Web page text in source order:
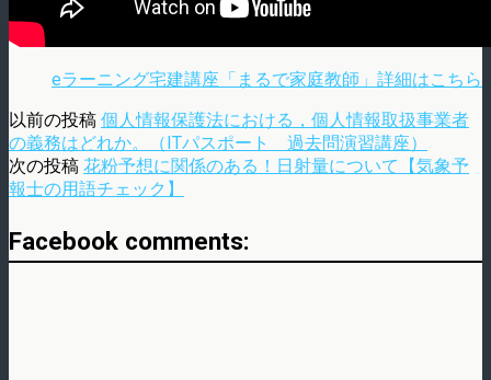
eラーニング宅建講座「まるで家庭教師」詳細はこちら
以前の投稿 個人情報保護法における，個人情報取扱事業者
の義務はどれか。（ITパスポート 過去問演習講座）
次の投稿 花粉予想に関係のある！日射量について【気象予
報士の用語チェック】
Facebook comments: